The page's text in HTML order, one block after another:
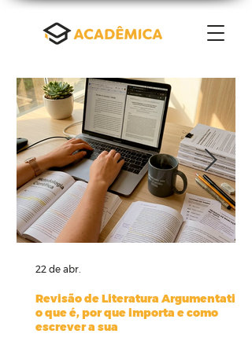
Revisão de Literatura Argumentativa:
o que é, por que importa e como
escrever a sua
22 de abr.